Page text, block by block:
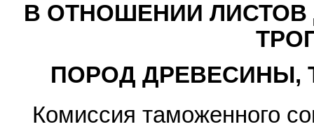
В ОТНОШЕНИИ
ПОРОД ДРЕВЕСИНЫ,
Комиссия таможенного